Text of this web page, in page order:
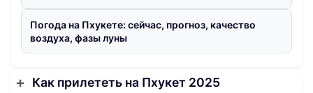
Погода на Пхукете: сейчас, прогноз, качество
воздуха, фазы луны
Как прилететь на Пхукет 2025